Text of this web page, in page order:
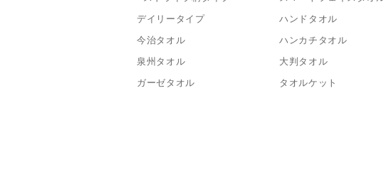
デイリータイプ
今治タオル
泉州タオル
ガーゼタオル
ハンドタオル
ハンカチタオル
大判タオル
タオルケット